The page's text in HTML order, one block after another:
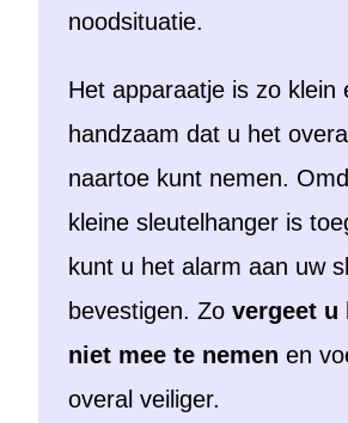
noodsituatie.
Het apparaatje is zo klein
handzaam dat u het
naartoe kunt nemen.
kleine sleutelhanger is
kunt u het alarm aan uw
bevestigen. Zovergeet u
niet mee te nemen en
overal veiliger.